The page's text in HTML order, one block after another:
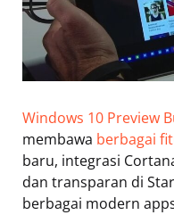
Windows 10 Preview
membawa berbagai
baru, integrasi
dan transparan di
berbagai modern